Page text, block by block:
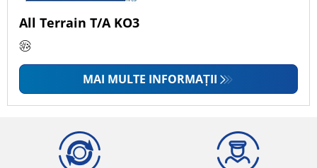
All Terrain T/A KO3
MAI MULTE INFORMAȚII